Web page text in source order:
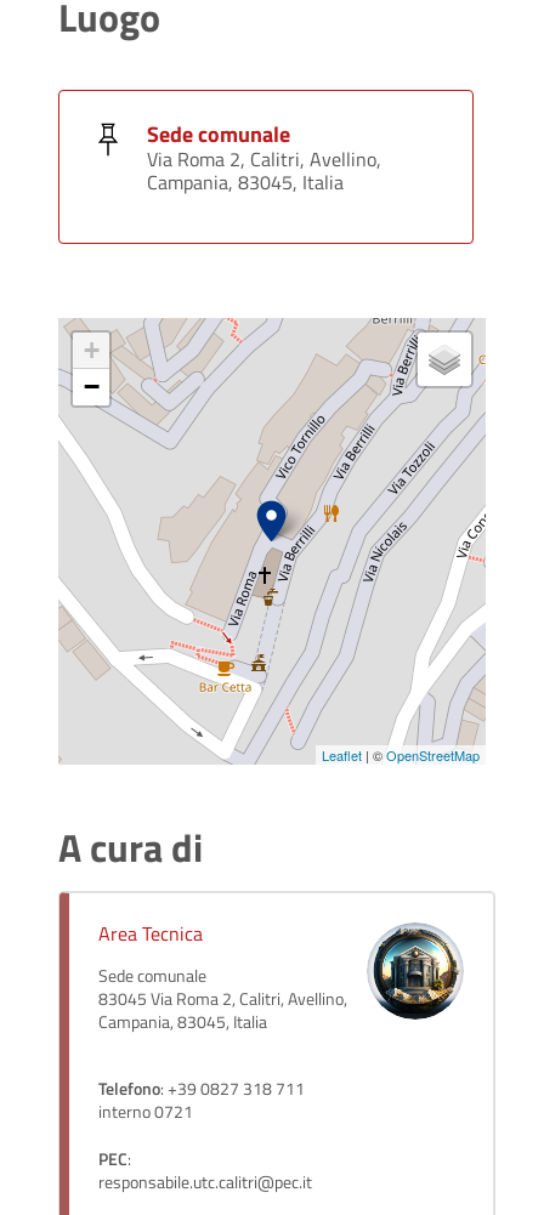
Luogo
Sede comunale
Via Roma 2, Calitri, Avellino,
Campania, 83045, Italia
+
−
Leaflet | ©OpenStreetMap
A cura di
Area Tecnica
Sede comunale
83045 Via Roma 2, Calitri, Avellino,
Campania, 83045, Italia
Telefono: +39 0827 318 711
interno 0721
PEC:
responsabile.utc.calitri@pec.it